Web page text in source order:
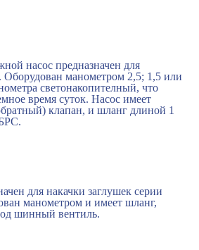
насос предназначен для
Оборудован манометром 2,5; 1,5 или
светонакопителный, что
время суток. Насос имеет
клапан, и шланг длиной 1
для накачки заглушек серии
манометром и имеет шланг,
шинный вентиль.